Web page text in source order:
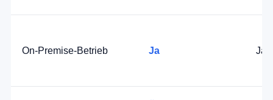
On-Premise-Betrieb Ja Ja